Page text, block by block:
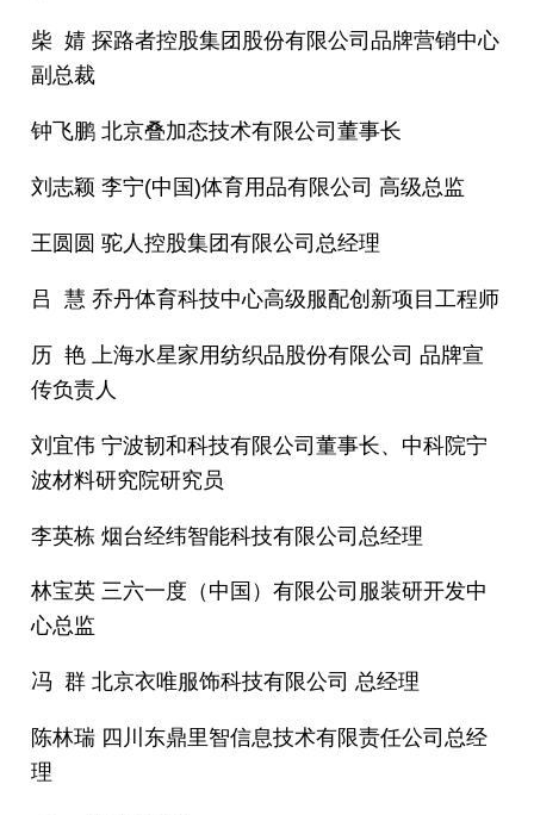
柴 婧 探路者控股集团股份有限公司品牌营销中心
副总裁
钟飞鹏 北京叠加态技术有限公司董事长
刘志颖 李宁(中国)体育用品有限公司 高级总监
王圆圆 驼人控股集团有限公司总经理
吕 慧 乔丹体育科技中心高级服配创新项目工程师
历 艳 上海水星家用纺织品股份有限公司 品牌宣
传负责人
刘宜伟 宁波韧和科技有限公司董事长、中科院宁
波材料研究院研究员
李英栋 烟台经纬智能科技有限公司总经理
林宝英 三六一度（中国）有限公司服装研开发中
心总监
冯 群 北京衣唯服饰科技有限公司 总经理
陈林瑞 四川东鼎里智信息技术有限责任公司总经
理